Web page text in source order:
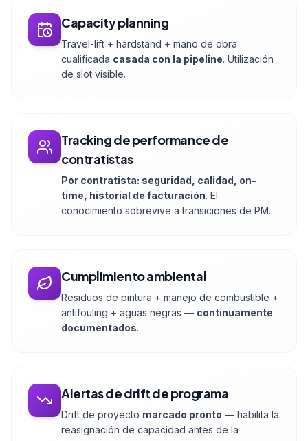
Capacity planning
Travel-lift + hardstand + mano de obra
cualificada casada con la pipeline. Utilización
de slot visible.
Tracking de performance de
contratistas
Por contratista: seguridad, calidad, on-
time, historial de facturación. El
conocimiento sobrevive a transiciones de PM.
Cumplimiento ambiental
Residuos de pintura + manejo de combustible +
antifouling + aguas negras — continuamente
documentados.
Alertas de drift de programa
Drift de proyecto marcado pronto — habilita la
reasignación de capacidad antes de la